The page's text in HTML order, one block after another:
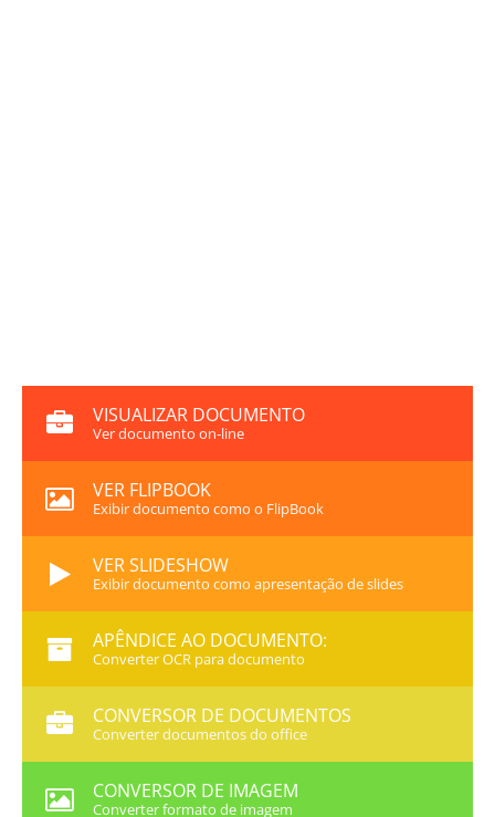
VISUALIZAR DOCUMENTO
Ver documento on-line
VER FLIPBOOK
Exibir documento como o FlipBook
VER SLIDESHOW
Exibir documento como apresentação de slides
APÊNDICE AO DOCUMENTO:
Converter OCR para documento
CONVERSOR DE DOCUMENTOS
Converter documentos do office
CONVERSOR DE IMAGEM
Converter formato de imagem